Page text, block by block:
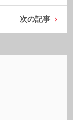
次の記事